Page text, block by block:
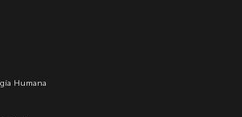
Humana